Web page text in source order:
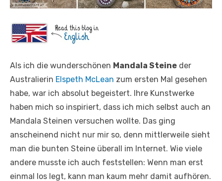
Als ich die wunderschönen Mandala Steine der
Australierin Elspeth McLean zum ersten Mal gesehen
habe, war ich absolut begeistert. Ihre Kunstwerke
haben mich so inspiriert, dass ich mich selbst auch an
Mandala Steinen versuchen wollte. Das ging
anscheinend nicht nur mir so, denn mittlerweile sieht
man die bunten Steine überall im Internet. Wie viele
andere musste ich auch feststellen: Wenn man erst
einmal los legt, kann man kaum mehr damit aufhören.